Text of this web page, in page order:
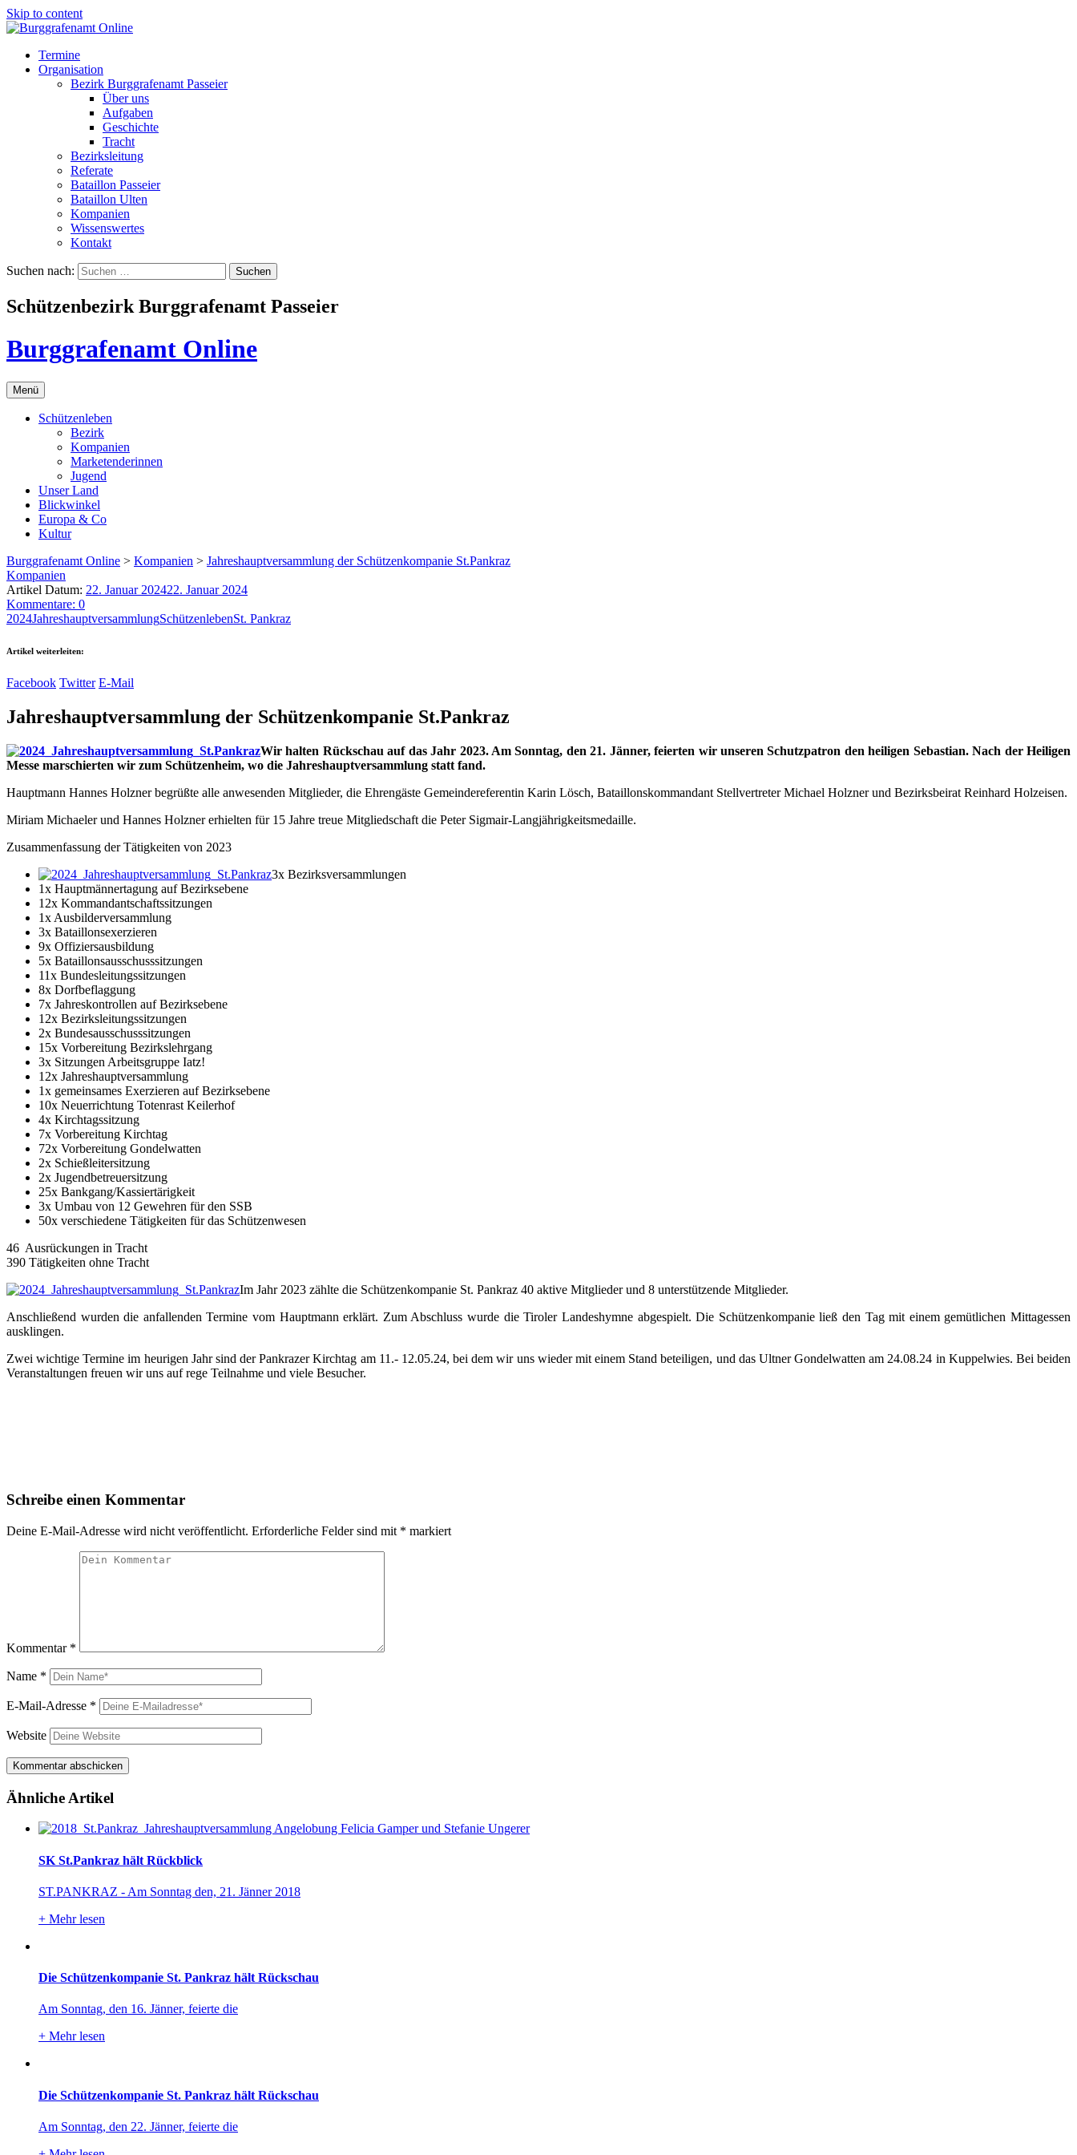
Skip to content
Termine
Organisation
Bezirk Burggrafenamt Passeier
Über uns
Aufgaben
Geschichte
Tracht
Bezirksleitung
Referate
Bataillon Passeier
Bataillon Ulten
Kompanien
Wissenswertes
Kontakt
Suchen nach:
Schützenbezirk Burggrafenamt Passeier
Burggrafenamt Online
Menü
Schützenleben
Bezirk
Kompanien
Marketenderinnen
Jugend
Unser Land
Blickwinkel
Europa & Co
Kultur
Burggrafenamt Online > Kompanien > Jahreshauptversammlung der Schützenkompanie St.Pankraz
Kompanien
Artikel Datum: 22. Januar 202422. Januar 2024
Kommentare: 0
2024JahreshauptversammlungSchützenlebenSt. Pankraz
Artikel weiterleiten:
Facebook Twitter E-Mail
Jahreshauptversammlung der Schützenkompanie St.Pankraz
Wir halten Rückschau auf das Jahr 2023. Am Sonntag, den 21. Jänner, feierten wir unseren Schutzpatron den heiligen Sebastian. Nach der Heiligen
Messe marschierten wir zum Schützenheim, wo die Jahreshauptversammlung statt fand.
Hauptmann Hannes Holzner begrüßte alle anwesenden Mitglieder, die Ehrengäste Gemeindereferentin Karin Lösch, Bataillonskommandant Stellvertreter Michael Holzner und Bezirksbeirat Reinhard Holzeisen.
Miriam Michaeler und Hannes Holzner erhielten für 15 Jahre treue Mitgliedschaft die Peter Sigmair-Langjährigkeitsmedaille.
Zusammenfassung der Tätigkeiten von 2023
3x Bezirksversammlungen
1x Hauptmännertagung auf Bezirksebene
12x Kommandantschaftssitzungen
1x Ausbilderversammlung
3x Bataillonsexerzieren
9x Offiziersausbildung
5x Bataillonsausschusssitzungen
11x Bundesleitungssitzungen
8x Dorfbeflaggung
7x Jahreskontrollen auf Bezirksebene
12x Bezirksleitungssitzungen
2x Bundesausschusssitzungen
15x Vorbereitung Bezirkslehrgang
3x Sitzungen Arbeitsgruppe Iatz!
12x Jahreshauptversammlung
1x gemeinsames Exerzieren auf Bezirksebene
10x Neuerrichtung Totenrast Keilerhof
4x Kirchtagssitzung
7x Vorbereitung Kirchtag
72x Vorbereitung Gondelwatten
2x Schießleitersitzung
2x Jugendbetreuersitzung
25x Bankgang/Kassiertärigkeit
3x Umbau von 12 Gewehren für den SSB
50x verschiedene Tätigkeiten für das Schützenwesen
46 Ausrückungen in Tracht
390 Tätigkeiten ohne Tracht
Im Jahr 2023 zählte die Schützenkompanie St. Pankraz 40 aktive Mitglieder und 8 unterstützende Mitglieder.
Anschließend wurden die anfallenden Termine vom Hauptmann erklärt. Zum Abschluss wurde die Tiroler Landeshymne abgespielt. Die Schützenkompanie ließ den Tag mit einem gemütlichen Mittagessen
ausklingen.
Zwei wichtige Termine im heurigen Jahr sind der Pankrazer Kirchtag am 11.- 12.05.24, bei dem wir uns wieder mit einem Stand beteiligen, und das Ultner Gondelwatten am 24.08.24 in Kuppelwies. Bei beiden
Veranstaltungen freuen wir uns auf rege Teilnahme und viele Besucher.
Schreibe einen Kommentar
Deine E-Mail-Adresse wird nicht veröffentlicht. Erforderliche Felder sind mit * markiert
Kommentar *
Name *
E-Mail-Adresse *
Website
Ähnliche Artikel
SK St.Pankraz hält Rückblick
ST.PANKRAZ - Am Sonntag den, 21. Jänner 2018
+ Mehr lesen
Die Schützenkompanie St. Pankraz hält Rückschau
Am Sonntag, den 16. Jänner, feierte die
+ Mehr lesen
Die Schützenkompanie St. Pankraz hält Rückschau
Am Sonntag, den 22. Jänner, feierte die